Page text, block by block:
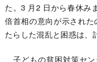
た。3 月2 日から春休み
倍首相の意向が示され
たらした混乱と困惑は、
子どもの貧困対策セ